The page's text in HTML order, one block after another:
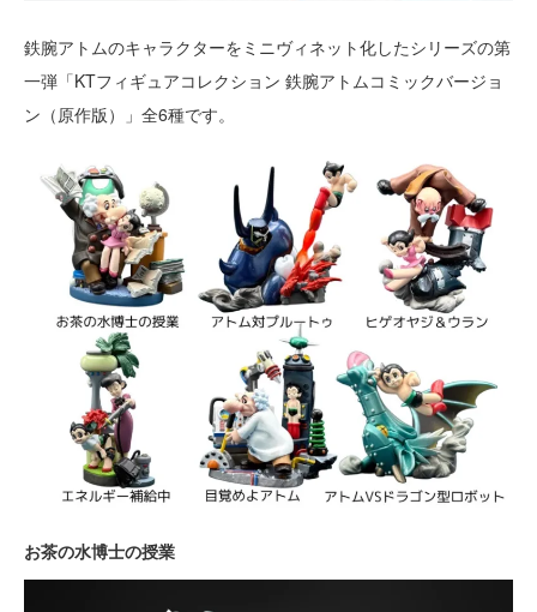
鉄腕アトムのキャラクターをミニヴィネット化したシリーズの第
一弾「KTフィギュアコレクション 鉄腕アトムコミックバージョ
ン（原作版）」全6種です。
お茶の水博士の授業